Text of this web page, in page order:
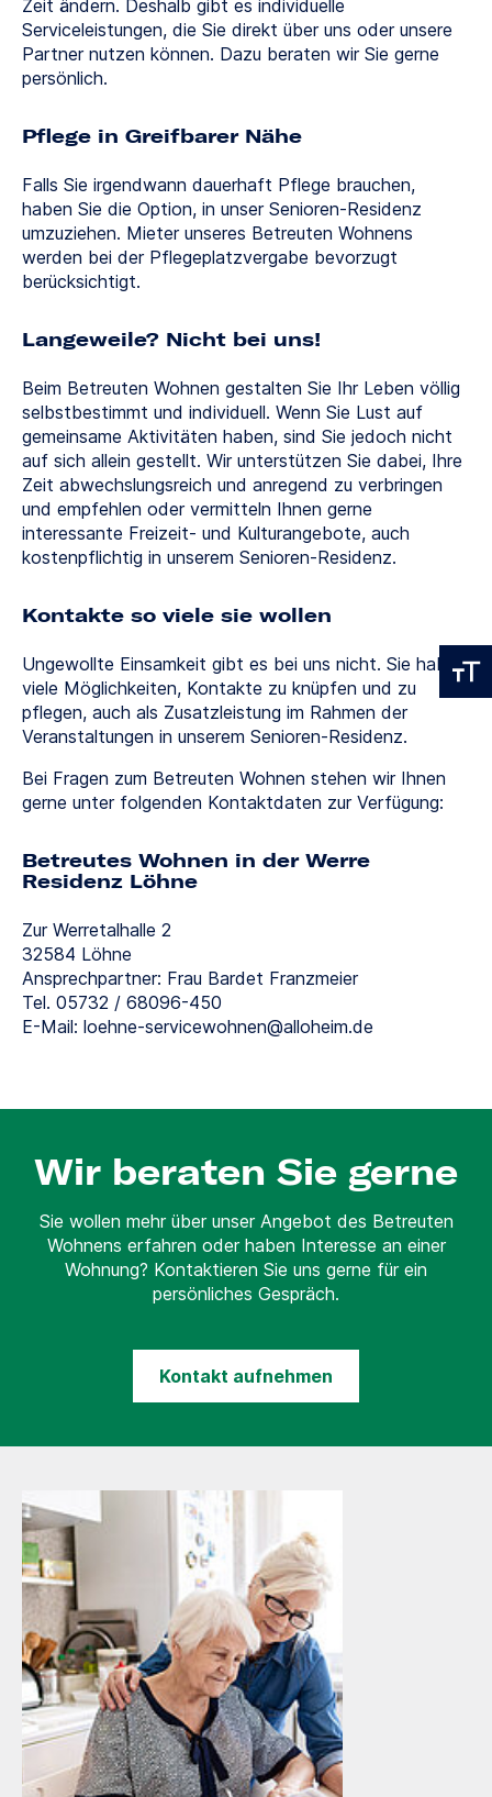
Zeit ändern. Deshalb gibt es individuelle
Serviceleistungen, die Sie direkt über uns oder unsere
Partner nutzen können. Dazu beraten wir Sie gerne
persönlich.
Pflege in Greifbarer Nähe
Falls Sie irgendwann dauerhaft Pflege brauchen,
haben Sie die Option, in unser Senioren-Residenz
umzuziehen. Mieter unseres Betreuten Wohnens
werden bei der Pflegeplatzvergabe bevorzugt
berücksichtigt.
Langeweile? Nicht bei uns!
Beim Betreuten Wohnen gestalten Sie Ihr Leben völlig
selbstbestimmt und individuell. Wenn Sie Lust auf
gemeinsame Aktivitäten haben, sind Sie jedoch nicht
auf sich allein gestellt. Wir unterstützen Sie dabei, Ihre
Zeit abwechslungsreich und anregend zu verbringen
und empfehlen oder vermitteln Ihnen gerne
interessante Freizeit- und Kulturangebote, auch
kostenpflichtig in unserem Senioren-Residenz.
Kontakte so viele sie wollen
Ungewollte Einsamkeit gibt es bei uns nicht. Sie haben
viele Möglichkeiten, Kontakte zu knüpfen und zu
pflegen, auch als Zusatzleistung im Rahmen der
Veranstaltungen in unserem Senioren-Residenz.
Bei Fragen zum Betreuten Wohnen stehen wir Ihnen
gerne unter folgenden Kontaktdaten zur Verfügung:
Betreutes Wohnen in der Werre
Residenz Löhne
Zur Werretalhalle 2
32584 Löhne
Ansprechpartner: Frau Bardet Franzmeier
Tel. 05732 / 68096-450
E-Mail: loehne-servicewohnen@alloheim.de
Wir beraten Sie gerne
Sie wollen mehr über unser Angebot des Betreuten
Wohnens erfahren oder haben Interesse an einer
Wohnung? Kontaktieren Sie uns gerne für ein
persönliches Gespräch.
Kontakt aufnehmen